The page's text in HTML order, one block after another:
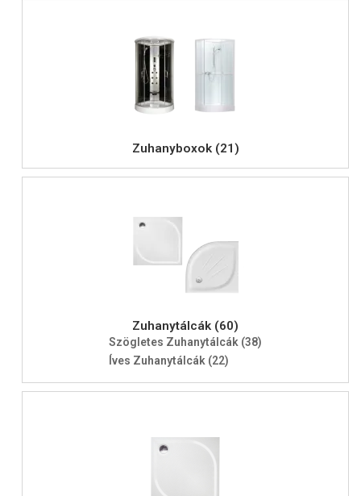
Zuhanyboxok (21)
Zuhanytálcák (60)
Szögletes Zuhanytálcák (38)
Íves Zuhanytálcák (22)